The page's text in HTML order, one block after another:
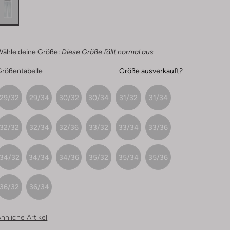
deine Größe: Diese Größe fällt normal aus
Größe ausverkauft?
29/32 29/34 30/32 30/34 31/32 31/34
32/32 32/34 32/36 33/32 33/34 33/36
32 34/34 34/36 35/32 35/34 35/36
36/32 36/34
Artikel